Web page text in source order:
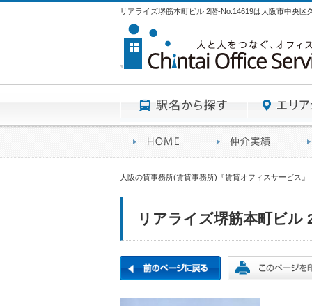
リアライズ堺筋本町ビル 2階-No.14619は大阪市中央区
大阪の貸事務所(賃貸事務所)『賃貸オフィスサービス』
リアライズ堺筋本町ビル